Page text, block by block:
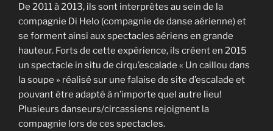
De 2011 à 2013, ils sont interprètes au sein de la
compagnie Di Helo (compagnie de danse aérienne) et
se forment ainsi aux spectacles aériens en grande
hauteur. Forts de cette expérience, ils créent en 2015
un spectacle in situ de cirqu’escalade « Un caillou dans
la soupe » réalisé sur une falaise de site d’escalade et
pouvant être adapté à n’importe quel autre lieu!
Plusieurs danseurs/circassiens rejoignent la
compagnie lors de ces spectacles.